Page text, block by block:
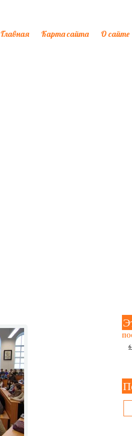
Главная Карта сайта О сайте